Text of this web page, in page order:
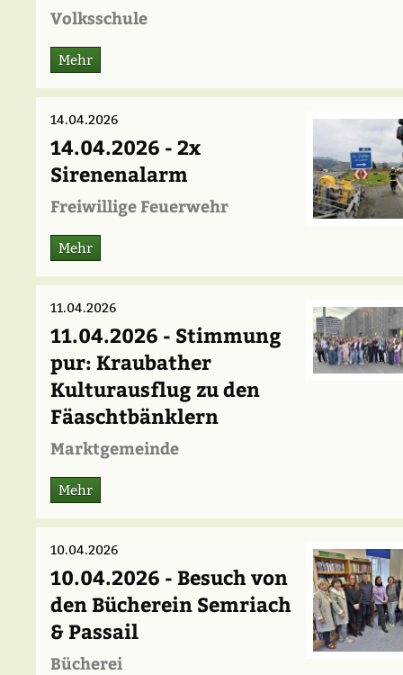
Volksschule
Mehr
14.04.2026
14.04.2026 - 2x
Sirenenalarm
Freiwillige Feuerwehr
Mehr
11.04.2026
11.04.2026 - Stimmung
pur: Kraubather
Kulturausflug zu den
Fäaschtbänklern
Marktgemeinde
Mehr
10.04.2026
10.04.2026 - Besuch von
den Bücherein Semriach
& Passail
Bücherei